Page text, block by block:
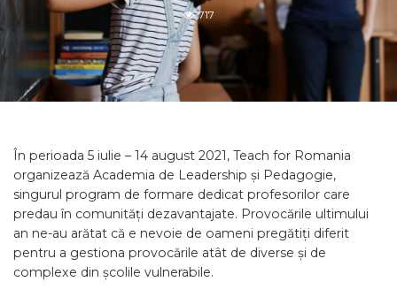
717
În perioada 5 iulie – 14 august 2021, Teach for Romania
organizează Academia de Leadership și Pedagogie,
singurul program de formare dedicat profesorilor care
predau în comunități dezavantajate. Provocările ultimului
an ne-au arătat că e nevoie de oameni pregătiți diferit
pentru a gestiona provocările atât de diverse și de
complexe din școlile vulnerabile.